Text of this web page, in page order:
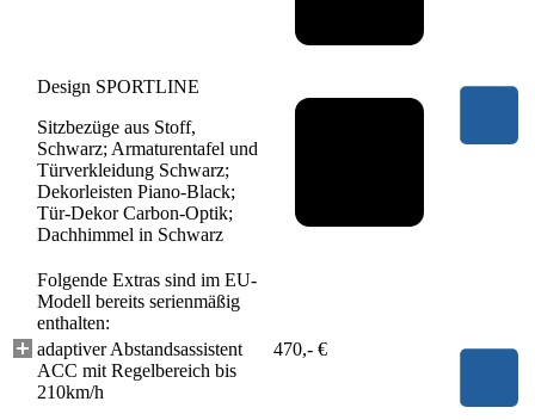
Design SPORTLINE
Sitzbezüge aus Stoff,
Schwarz; Armaturentafel und
Türverkleidung Schwarz;
Dekorleisten Piano-Black;
Tür-Dekor Carbon-Optik;
Dachhimmel in Schwarz
Folgende Extras sind im EU-
Modell bereits serienmäßig
enthalten:
adaptiver Abstandsassistent
ACC mit Regelbereich bis
210km/h
470,- €